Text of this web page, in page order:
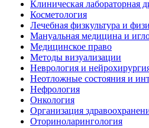
Клиническая лабораторная
Косметология
Лечебная физкультура и
Мануальная медицина и
Медицинское право
Методы визуализации
Неврология и
Неотложные состояния и
Нефрология
Онкология
Организация
Оториноларингология